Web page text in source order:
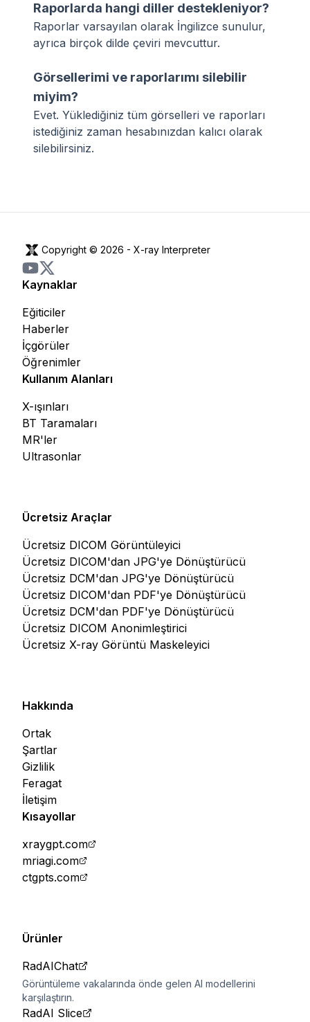
Raporlarda hangi diller destekleniyor?
Raporlar varsayılan olarak İngilizce sunulur,
ayrıca birçok dilde çeviri mevcuttur.
Görsellerimi ve raporlarımı silebilir
miyim?
Evet. Yüklediğiniz tüm görselleri ve raporları
istediğiniz zaman hesabınızdan kalıcı olarak
silebilirsiniz.
Copyright © 2026 - X-ray Interpreter
Kaynaklar
İçgörüler
Öğrenimler
Haberler
Eğiticiler
Kullanım Alanları
BT Taramaları
MR'ler
Ultrasonlar
X-ışınları
Ücretsiz Araçlar
Ücretsiz DICOM Görüntüleyici
Ücretsiz DICOM'dan JPG'ye Dönüştürücü
Ücretsiz DCM'dan JPG'ye Dönüştürücü
Ücretsiz DICOM'dan PDF'ye Dönüştürücü
Ücretsiz DCM'dan PDF'ye Dönüştürücü
Ücretsiz DICOM Anonimleştirici
Ücretsiz X-ray Görüntü Maskeleyici
Hakkında
Ortak
Şartlar
Gizlilik
Feragat
İletişim
Kısayollar
xraygpt.com
mriagi.com
ctgpts.com
Ürünler
RadAIChat
Görüntüleme vakalarında önde gelen AI modellerini
karşılaştırın.
RadAI Slice